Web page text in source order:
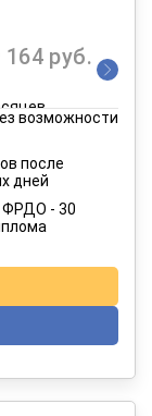
руб.
возможности
после
дней
ФРДО - 30